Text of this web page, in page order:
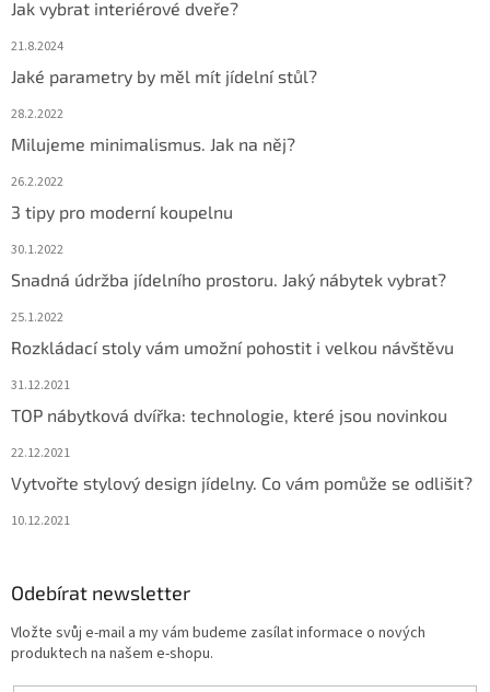
Jak vybrat interiérové dveře?
21.8.2024
Jaké parametry by měl mít jídelní stůl?
28.2.2022
Milujeme minimalismus. Jak na něj?
26.2.2022
3 tipy pro moderní koupelnu
30.1.2022
Snadná údržba jídelního prostoru. Jaký nábytek vybrat?
25.1.2022
Rozkládací stoly vám umožní pohostit i velkou návštěvu
31.12.2021
TOP nábytková dvířka: technologie, které jsou novinkou
22.12.2021
Vytvořte stylový design jídelny. Co vám pomůže se odlišit?
10.12.2021
Odebírat newsletter
Vložte svůj e-mail a my vám budeme zasílat informace o nových
produktech na našem e-shopu.